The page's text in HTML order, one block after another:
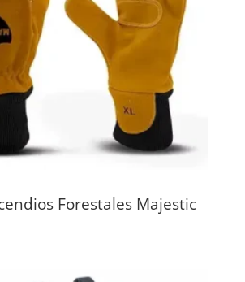
Forestales Majestic